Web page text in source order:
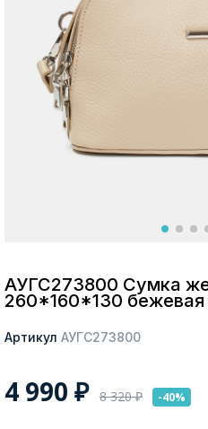
Москва
АУГС273800 Сумка
260*160*130 бежевая
Артикул АУГС273800
4 990 ₽ 8 320₽ -40%